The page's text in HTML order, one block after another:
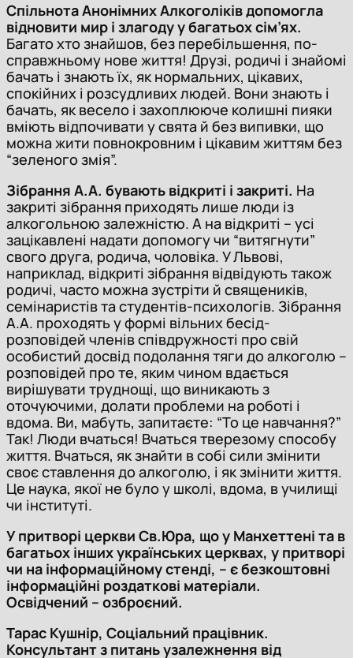
Спільнота Анонімних Алкоголіків допомогла
відновити мир і злагоду у багатьох сім’ях.
Багато хто знайшов, без перебільшення, по-
справжньому нове життя! Друзі, родичі і знайомі
бачать і знають їх, як нормальних, цікавих,
спокійних і розсудливих людей. Вони знають і
бачать, як весело і захоплююче колишні пияки
вміють відпочивати у свята й без випивки, що
можна жити повнокровним і цікавим життям без
“зеленого змія”.
Зібрання А.А. бувають відкриті і закриті. На
закриті зібрання приходять лише люди із
алкогольною залежністю. А на відкриті – усі
зацікавлені надати допомогу чи “витягнути”
свого друга, родича, чоловіка. У Львові,
наприклад, відкриті зібрання відвідують також
родичі, часто можна зустріти й священиків,
семінаристів та студентів-психологів. Зібрання
А.А. проходять у формі вільних бесід-
розповідей членів співдружності про свій
особистий досвід подолання тяги до алкоголю –
розповідей про те, яким чином вдається
вирішувати труднощі, що виникають з
оточуючими, долати проблеми на роботі і
вдома. Ви, мабуть, запитаєте: “То це навчання?”
Так! Люди вчаться! Вчаться тверезому способу
життя. Вчаться, як знайти в собі сили змінити
своє ставлення до алкоголю, і як змінити життя.
Це наука, якої не було у школі, вдома, в училищі
чи інституті.
У притворі церкви Св.Юра, що у Манхеттені та в
багатьох інших українських церквах, у притворі
чи на інформаційному стенді, – є безкоштовні
інформаційні роздаткові матеріали.
Освідчений – озброєний.
Тарас Кушнір, Соціальний працівник.
Консультант з питань узалежнення від